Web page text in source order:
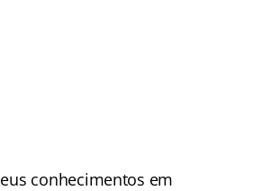
conhecimentos em